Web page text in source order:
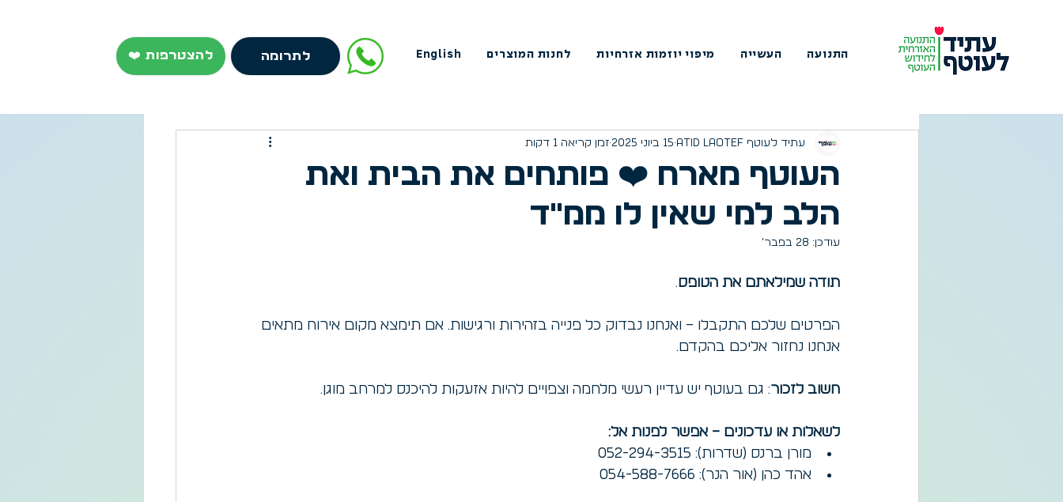
❤️ להצטרפות לתרומה התנועה העשייה מיפוי יוזמות אזרחיות לחנות המוצרים English
העוטף מארח ❤️ פותחים את הבית ואת
הלב למי שאין לו ממ״ד
עתיד לעוטף Atid Laotef 15 ביוני 2025 זמן קריאה 1 דקות
עודכן: 28 בפבר׳
תודה שמילאתם את הטופס.
הפרטים שלכם התקבלו – ואנחנו נבדוק כל פנייה בזהירות ורגישות. אם תימצא מקום אירוח מתאים
אנחנו נחזור אליכם בהקדם.
חשוב לזכור: גם בעוטף יש עדיין רעשי מלחמה וצפויים להיות אזעקות להיכנס למרחב מוגן.
לשאלות או עדכונים – אפשר לפנות אל:
מורן ברנס (שדרות): 052-294-3515
אהד כהן (אור הנר): 054-588-7666